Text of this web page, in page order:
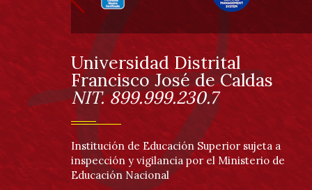
de
páginaInformación
Universidad Distrital
Francisco José de Caldas
NIT. 899.999.230.7
Institución de Educación Superior sujeta a
inspección y vigilancia por el Ministerio de
Educación Nacional